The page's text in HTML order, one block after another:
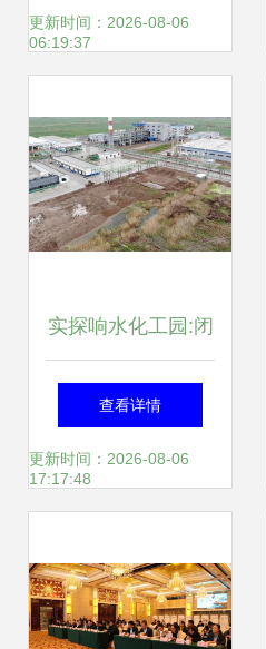
地推广服务，打造
更新时间：2026-08-06
06:19:37
实探响水化工园:闭
园细则未定，部分
企业分流员工，盐
查看详情
更新时间：2026-08-06
17:17:48